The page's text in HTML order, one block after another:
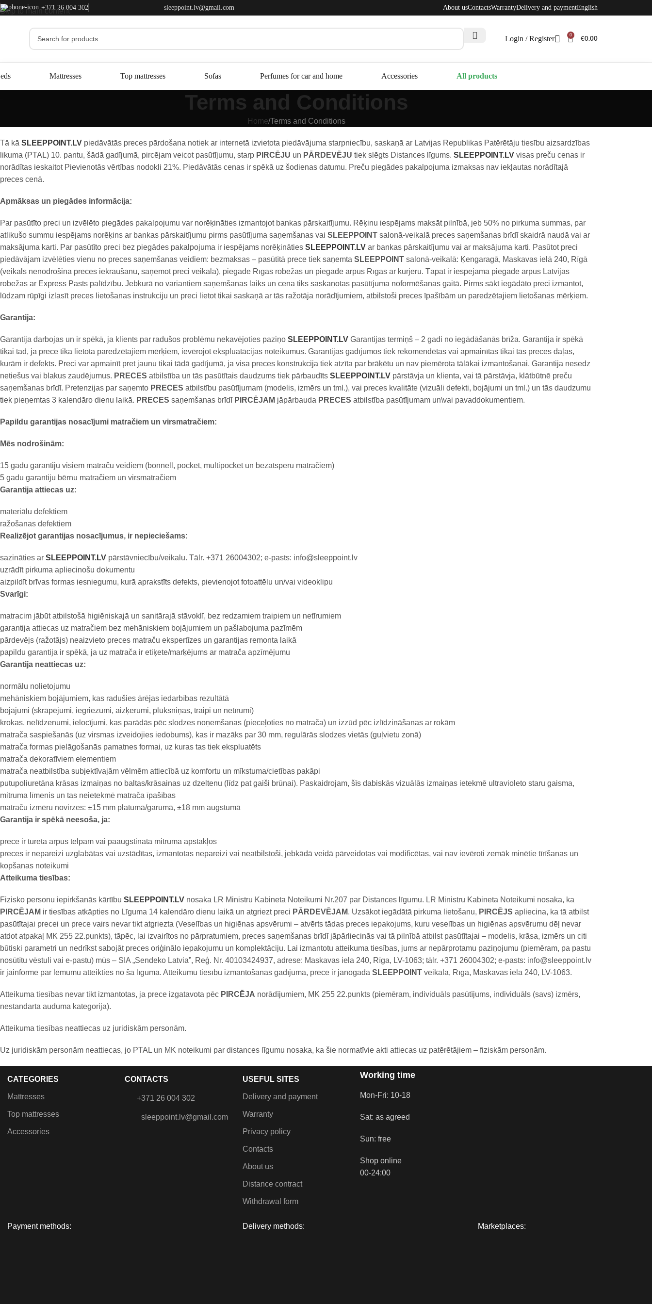
Skip to main content
+371 26 004 302 sleeppoint.lv@gmail.com About usContactsWarrantyDelivery and paymentEnglish
Login / Register 0
€0.00
Mattresses Top mattresses Sofas Perfumes for car and home Accessories All products
Terms and Conditions
Home Terms and Conditions
Tā kā SLEEPPOINT.LV piedāvātās preces pārdošana notiek ar internetā izvietota piedāvājuma starpniecību, saskaņā ar Latvijas Republikas Patērētāju tiesību aizsardzības
likuma (PTAL) 10. pantu, šādā gadījumā, pircējam veicot pasūtījumu, starp PIRCĒJU un PĀRDEVĒJU tiek slēgts Distances līgums. SLEEPPOINT.LV visas preču cenas ir
norādītas ieskaitot Pievienotās vērtības nodokli 21%. Piedāvātās cenas ir spēkā uz šodienas datumu. Preču piegādes pakalpojuma izmaksas nav iekļautas norādītajā
preces cenā.
Apmāksas un piegādes informācija:
Par pasūtīto preci un izvēlēto piegādes pakalpojumu var norēķināties izmantojot bankas pārskaitījumu. Rēķinu iespējams maksāt pilnībā, jeb 50% no pirkuma summas, par
atlikušo summu iespējams norēķins ar bankas pārskaitījumu pirms pasūtījuma saņemšanas vai SLEEPPOINT salonā-veikalā preces saņemšanas brīdī skaidrā naudā vai ar
maksājuma karti. Par pasūtīto preci bez piegādes pakalpojuma ir iespējams norēķināties SLEEPPOINT.LV ar bankas pārskaitījumu vai ar maksājuma karti. Pasūtot preci
piedāvājam izvēlēties vienu no preces saņemšanas veidiem: bezmaksas – pasūtītā prece tiek saņemta SLEEPPOINT salonā-veikalā: Ķengaragā, Maskavas ielā 240, Rīgā
(veikals nenodrošina preces iekraušanu, saņemot preci veikalā), piegāde Rīgas robežās un piegāde ārpus Rīgas ar kurjeru. Tāpat ir iespējama piegāde ārpus Latvijas
robežas ar Express Pasts palīdzību. Jebkurā no variantiem saņemšanas laiks un cena tiks saskaņotas pasūtījuma noformēšanas gaitā. Pirms sākt iegādāto preci izmantot,
lūdzam rūpīgi izlasīt preces lietošanas instrukciju un preci lietot tikai saskaņā ar tās ražotāja norādījumiem, atbilstoši preces īpašībām un paredzētajiem lietošanas mērķiem.
Garantija:
Garantija darbojas un ir spēkā, ja klients par radušos problēmu nekavējoties paziņo SLEEPPOINT.LV Garantijas termiņš – 2 gadi no iegādāšanās brīža. Garantija ir spēkā
tikai tad, ja prece tika lietota paredzētajiem mērķiem, ievērojot ekspluatācijas noteikumus. Garantijas gadījumos tiek rekomendētas vai apmainītas tikai tās preces daļas,
kurām ir defekts. Preci var apmainīt pret jaunu tikai tādā gadījumā, ja visa preces konstrukcija tiek atzīta par brāķētu un nav piemērota tālākai izmantošanai. Garantija nesedz
netiešus vai blakus zaudējumus. PRECES atbilstība un tās pasūtītais daudzums tiek pārbaudīts SLEEPPOINT.LV pārstāvja un klienta, vai tā pārstāvja, klātbūtnē preču
saņemšanas brīdī. Pretenzijas par saņemto PRECES atbilstību pasūtījumam (modelis, izmērs un tml.), vai preces kvalitāte (vizuāli defekti, bojājumi un tml.) un tās daudzumu
tiek pieņemtas 3 kalendāro dienu laikā. PRECES saņemšanas brīdī PIRCĒJAM jāpārbauda PRECES atbilstība pasūtījumam un\vai pavaddokumentiem.
Papildu garantijas nosacījumi matračiem un virsmatračiem:
Mēs nodrošinām:
15 gadu garantiju visiem matraču veidiem (bonnell, pocket, multipocket un bezatsperu matračiem)
5 gadu garantiju bērnu matračiem un virsmatračiem
Garantija attiecas uz:
materiālu defektiem
ražošanas defektiem
Realizējot garantijas nosacījumus, ir nepieciešams:
sazināties ar SLEEPPOINT.LV pārstāvniecību/veikalu. Tālr. +371 26004302; e-pasts: info@sleeppoint.lv
uzrādīt pirkuma apliecinošu dokumentu
aizpildīt brīvas formas iesniegumu, kurā aprakstīts defekts, pievienojot fotoattēlu un/vai videoklipu
Svarīgi:
matracim jābūt atbilstošā higiēniskajā un sanitārajā stāvoklī, bez redzamiem traipiem un netīrumiem
garantija attiecas uz matračiem bez mehāniskiem bojājumiem un pašlabojuma pazīmēm
pārdevējs (ražotājs) neaizvieto preces matraču ekspertīzes un garantijas remonta laikā
papildu garantija ir spēkā, ja uz matrača ir etiķete/marķējums ar matrača apzīmējumu
Garantija neattiecas uz:
normālu nolietojumu
mehāniskiem bojājumiem, kas radušies ārējas iedarbības rezultātā
bojājumi (skrāpējumi, iegriezumi, aizķerumi, plūksniņas, traipi un netīrumi)
krokas, nelīdzenumi, ielocījumi, kas parādās pēc slodzes noņemšanas (pieceļoties no matrača) un izzūd pēc izlīdzināšanas ar rokām
matrača saspiešanās (uz virsmas izveidojies iedobums), kas ir mazāks par 30 mm, regulārās slodzes vietās (guļvietu zonā)
matrača formas pielāgošanās pamatnes formai, uz kuras tas tiek ekspluatēts
matrača dekoratīviem elementiem
matrača neatbilstība subjektīvajām vēlmēm attiecībā uz komfortu un mīkstuma/cietības pakāpi
putupoliuretāna krāsas izmaiņas no baltas/krāsainas uz dzeltenu (līdz pat gaiši brūnai). Paskaidrojam, šīs dabiskās vizuālās izmaiņas ietekmē ultravioleto staru gaisma,
mitruma līmenis un tas neietekmē matrača īpašības
matraču izmēru novirzes: ±15 mm platumā/garumā, ±18 mm augstumā
Garantija ir spēkā neesoša, ja:
prece ir turēta ārpus telpām vai paaugstināta mitruma apstākļos
preces ir nepareizi uzglabātas vai uzstādītas, izmantotas nepareizi vai neatbilstoši, jebkādā veidā pārveidotas vai modificētas, vai nav ievēroti zemāk minētie tīrīšanas un
kopšanas noteikumi
Atteikuma tiesības:
Fizisko personu iepirkšanās kārtību SLEEPPOINT.LV nosaka LR Ministru Kabineta Noteikumi Nr.207 par Distances līgumu. LR Ministru Kabineta Noteikumi nosaka, ka
PIRCĒJAM ir tiesības atkāpties no Līguma 14 kalendāro dienu laikā un atgriezt preci PĀRDEVĒJAM. Uzsākot iegādātā pirkuma lietošanu, PIRCĒJS apliecina, ka tā atbilst
pasūtītajai precei un prece vairs nevar tikt atgriezta (Veselības un higiēnas apsvērumi – atvērts tādas preces iepakojums, kuru veselības un higiēnas apsvērumu dēļ nevar
atdot atpakaļ MK 255 22.punkts), tāpēc, lai izvairītos no pārpratumiem, preces saņemšanas brīdī jāpārliecinās vai tā pilnībā atbilst pasūtītajai – modelis, krāsa, izmērs un citi
būtiski parametri un nedrīkst sabojāt preces oriģinālo iepakojumu un komplektāciju. Lai izmantotu atteikuma tiesības, jums ar nepārprotamu paziņojumu (piemēram, pa pastu
nosūtītu vēstuli vai e-pastu) mūs – SIA „Sendeko Latvia”, Reģ. Nr. 40103424937, adrese: Maskavas iela 240, Rīga, LV-1063; tālr. +371 26004302; e-pasts: info@sleeppoint.lv
ir jāinformē par lēmumu atteikties no šā līguma. Atteikumu tiesību izmantošanas gadījumā, prece ir jānogādā SLEEPPOINT veikalā, Rīga, Maskavas iela 240, LV-1063.
Atteikuma tiesības nevar tikt izmantotas, ja prece izgatavota pēc PIRCĒJA norādījumiem, MK 255 22.punkts (piemēram, individuāls pasūtījums, individuāls (savs) izmērs,
nestandarta auduma kategorija).
Atteikuma tiesības neattiecas uz juridiskām personām.
Uz juridiskām personām neattiecas, jo PTAL un MK noteikumi par distances līgumu nosaka, ka šie normatīvie akti attiecas uz patērētājiem – fiziskām personām.
CATEGORIES
Mattresses
Top mattresses
Accessories
CONTACTS
+371 26 004 302
sleeppoint.lv@gmail.com
USEFUL SITES
Delivery and payment
Warranty
Privacy policy
Contacts
About us
Distance contract
Withdrawal form
Working time
Mon-Fri: 10-18
Sat: as agreed
Sun: free
Shop online
00-24:00
Payment methods: Delivery methods: Marketplaces: